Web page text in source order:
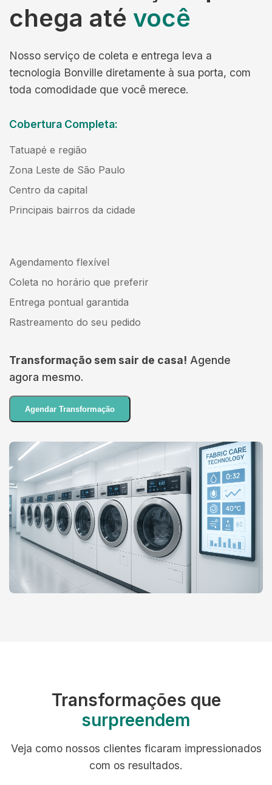
chega até você
Nosso serviço de coleta e entrega leva a
tecnologia Bonville diretamente à sua porta, com
toda comodidade que você merece.
Cobertura Completa:
Tatuapé e região
Zona Leste de São Paulo
Centro da capital
Principais bairros da cidade
Agendamento flexível
Coleta no horário que preferir
Entrega pontual garantida
Rastreamento do seu pedido
Transformação sem sair de casa! Agende
agora mesmo.
Agendar Transformação
Transformações que
surpreendem
Veja como nossos clientes ficaram impressionados
com os resultados.